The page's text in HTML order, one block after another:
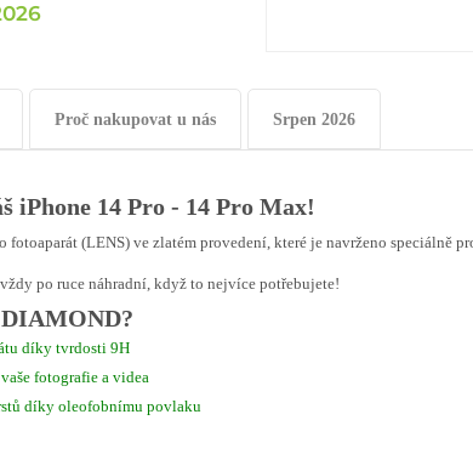
Proč nakupovat u nás Srpen 2026
iPhone 14 Pro - 14 Pro Max!
fotoaparát (LENS) ve zlatém provedení, které je navrženo speciálně
po ruce náhradní, když to nejvíce potřebujete!
díky tvrdosti 9H
fotografie a videa
díky oleofobnímu povlaku